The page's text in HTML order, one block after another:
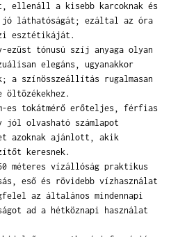
ellenáll a kisebb karcoknak és
láthatóságát; ezáltal az óra
esztétikáját.
ezüst tónusú szíj anyaga olyan
elegáns, ugyanakkor
a színösszeállítás rugalmasan
es tokátmérő erőteljes, férfias
jól olvasható számlapot
azoknak ajánlott, akik
keresnek.
méteres vízállóság praktikus
eső és rövidebb vízhasználat
az általános mindennapi
ad a hétköznapi használat